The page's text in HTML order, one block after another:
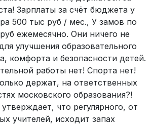
Зарплаты за счёт бюджета у
500 тыс руб / мес., У замов по
ежемесячно. Они ничего не
улучшения образовательного
комфорта и безопасности детей.
работы нет! Спорта нет!
держат, на ответственных
московского образования?!
что регулярного, от
учителей, исходит запах